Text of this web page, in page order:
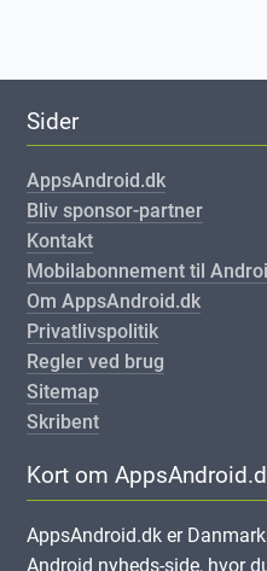
Sider
AppsAndroid.dk
Bliv sponsor-partner
Kontakt
Mobilabonnement til
Om AppsAndroid.dk
Privatlivspolitik
Regler ved brug
Sitemap
Skribent
Kort om
AppsAndroid.dk er
Android nyheds-side, hvor